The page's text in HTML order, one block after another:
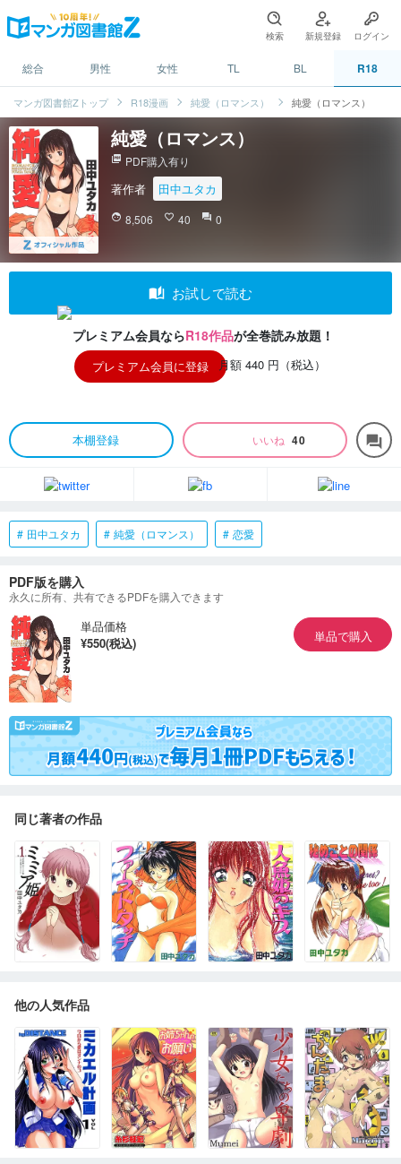
検索 新規登録 ログイン
総合 男性 女性 TL BL R18
マンガ図書館Zトップ R18漫画 純愛（ロマンス） 純愛（ロマンス）
純愛（ロマンス）
picture_as_pdf PDF購入有り
著作者 田中ユタカ
face 8,506 favorite_border 40 question_answer 0
auto_stories お試しで読む
プレミアム会員ならR18作品が全巻読み放題！
プレミアム会員に登録 月額 440 円（税込）
本棚登録 いいね 40 forum
田中ユタカ 純愛（ロマンス） 恋愛
PDF版を購入
永久に所有、共有できるPDFを購入できます
単品価格
¥550(税込)
単品で購入
同じ著者の作品
他の人気作品